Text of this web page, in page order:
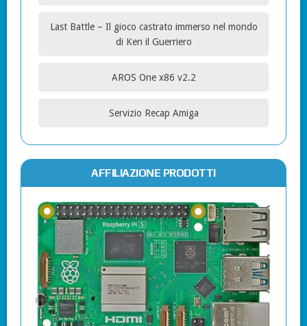
Last Battle – Il gioco castrato immerso nel mondo
di Ken il Guerriero
AROS One x86 v2.2
Servizio Recap Amiga
AFFILIAZIONE PRODOTTI